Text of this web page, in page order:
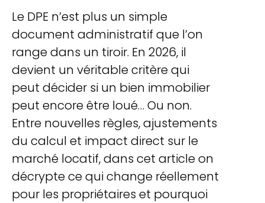
Le DPE n’est plus un simple
document administratif que l’on
range dans un tiroir. En 2026, il
devient un véritable critère qui
peut décider si un bien immobilier
peut encore être loué… Ou non.
Entre nouvelles règles, ajustements
du calcul et impact direct sur le
marché locatif, dans cet article on
décrypte ce qui change réellement
pour les propriétaires et pourquoi